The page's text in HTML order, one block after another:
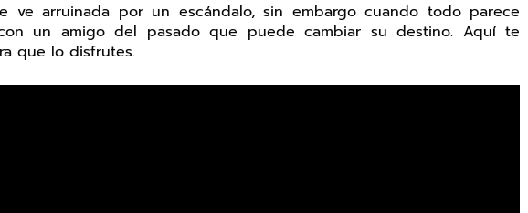
ve arruinada por un escándalo, sin embargo cuando todo parece
un amigo del pasado que puede cambiar su destino. Aquí te
que lo disfrutes.